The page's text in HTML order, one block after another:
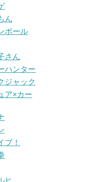
ん
ボール
さん
ハンター
ジャック
ア×カー
ブ！
ヒ